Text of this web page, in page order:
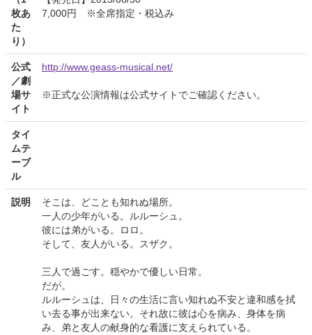
枚あ
た
り）
7,000円 ※全席指定・税込み
公式
／劇
場サ
イト
http://www.geass-musical.net/
※正式な公演情報は公式サイトでご確認ください。
タイ
ムテ
ーブ
ル
説明
そこは、どことも知れぬ場所。
一人の少年がいる。ルルーシュ。
彼には弟がいる。ロロ。
そして、友人がいる。スザク。
三人で過ごす。穏やかで優しい日常。
だが。
ルルーシュは、日々の生活に言い知れぬ不安と違和感を拭
い去る事が出来ない。それ故に彼は心を病み、身体を病
み、弟と友人の献身的な看護に支えられている。